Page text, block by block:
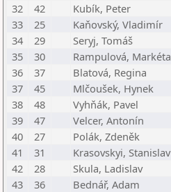
32
42 Kubík, Peter
33
25 Kaňovský, Vladimír
34
29 Seryj, Tomáš
35
30 Rampulová, Markéta
36
37 Blatová, Regina
37
45 Mlčoušek, Hynek
38
48 Vyhňák, Pavel
39
47 Velcer, Antonín
40
27 Polák, Zdeněk
41
31 Krasovskyi, Stanislav
42
28 Skula, Ladislav
43
36 Bednář, Adam